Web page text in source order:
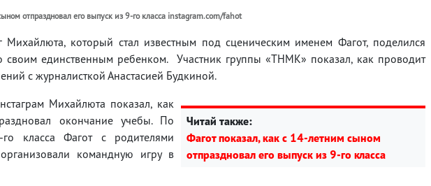
отпраздновал его выпуск из 9-го класса instagram.com/fahot
Михайлюта, который стал известным под сценическим именем Фагот, поделился
своим единственным ребенком. Участник группы «ТНМК» показал, как проводит
с журналисткой Анастасией Будкиной.
Читай также:
Фагот показал, как с 14-летним сыном
отпраздновал его выпуск из 9-го класса
Михайлюта показал, как
окончание учебы. По
класса Фагот с родителями
командную игру в